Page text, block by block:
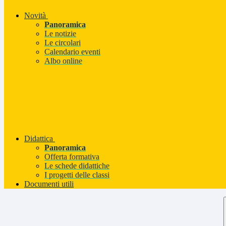
Novità
Panoramica
Le notizie
Le circolari
Calendario eventi
Albo online
Didattica
Panoramica
Offerta formativa
Le schede didattiche
I progetti delle classi
Documenti utili